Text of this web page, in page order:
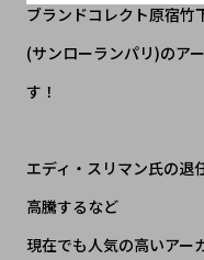
ブランドコレクト原宿
(サンローランパリ)のア
す！
エディ・スリマン氏の退
高騰するなど
現在でも人気の高いアー